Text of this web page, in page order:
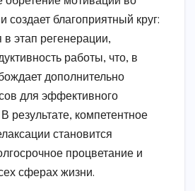
создает благоприятный круг:
в этап регенерации,
работы, что, в
дополнительно
для эффективного
результате, компетентное
становится
процветание и
сферах жизни.